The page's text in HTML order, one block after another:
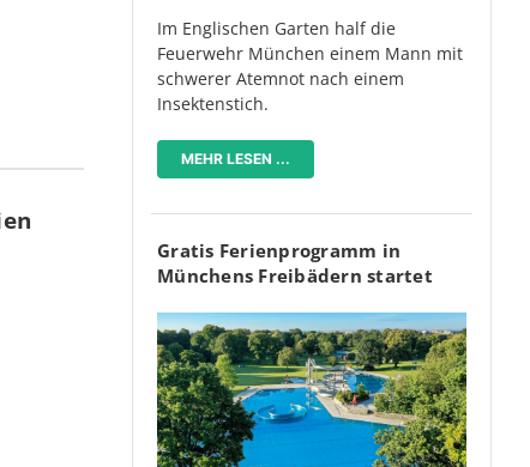
Im Englischen Garten half die
Feuerwehr München einem Mann mit
schwerer Atemnot nach einem
Insektenstich.
MEHR LESEN ...
Gratis Ferienprogramm in
Münchens Freibädern startet